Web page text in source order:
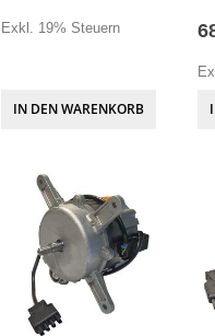
Exkl. 19% Steuern
IN DEN WARENKORB